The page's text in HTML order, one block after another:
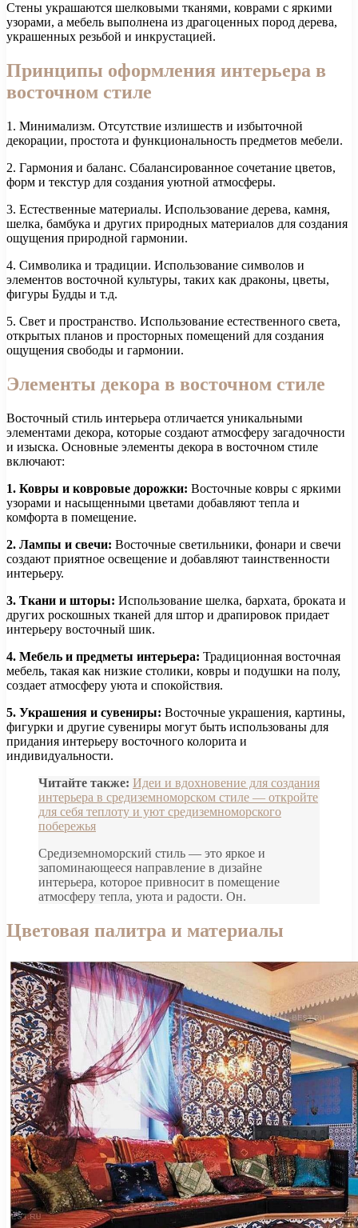
Стены украшаются шелковыми тканями, коврами с яркими
узорами, а мебель выполнена из драгоценных пород дерева,
украшенных резьбой и инкрустацией.
Принципы оформления интерьера в
восточном стиле
1. Минимализм. Отсутствие излишеств и избыточной
декорации, простота и функциональность предметов мебели.
2. Гармония и баланс. Сбалансированное сочетание цветов,
форм и текстур для создания уютной атмосферы.
3. Естественные материалы. Использование дерева, камня,
шелка, бамбука и других природных материалов для создания
ощущения природной гармонии.
4. Символика и традиции. Использование символов и
элементов восточной культуры, таких как драконы, цветы,
фигуры Будды и т.д.
5. Свет и пространство. Использование естественного света,
открытых планов и просторных помещений для создания
ощущения свободы и гармонии.
Элементы декора в восточном стиле
Восточный стиль интерьера отличается уникальными
элементами декора, которые создают атмосферу загадочности
и изыска. Основные элементы декора в восточном стиле
включают:
1. Ковры и ковровые дорожки: Восточные ковры с яркими
узорами и насыщенными цветами добавляют тепла и
комфорта в помещение.
2. Лампы и свечи: Восточные светильники, фонари и свечи
создают приятное освещение и добавляют таинственности
интерьеру.
3. Ткани и шторы: Использование шелка, бархата, броката и
других роскошных тканей для штор и драпировок придает
интерьеру восточный шик.
4. Мебель и предметы интерьера: Традиционная восточная
мебель, такая как низкие столики, ковры и подушки на полу,
создает атмосферу уюта и спокойствия.
5. Украшения и сувениры: Восточные украшения, картины,
фигурки и другие сувениры могут быть использованы для
придания интерьеру восточного колорита и
индивидуальности.
Читайте также: Идеи и вдохновение для создания
интерьера в средиземноморском стиле — откройте
для себя теплоту и уют средиземноморского
побережья
Средиземноморский стиль — это яркое и
запоминающееся направление в дизайне
интерьера, которое привносит в помещение
атмосферу тепла, уюта и радости. Он.
Цветовая палитра и материалы